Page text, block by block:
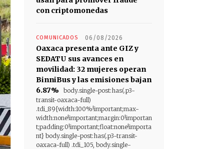
con criptomonedas
COMUNICADOS 06/08/2026
Oaxaca presenta ante GIZ y
SEDATU sus avances en
movilidad: 32 mujeres operan
BinniBus y las emisiones bajan
6.87%
body.single-post:has(.p3-
transit-oaxaca-full)
.tdi_89{width:100%!important;max-
width:none!important;margin:0!importan
t;padding:0!important;float:none!importa
nt} body.single-post:has(.p3-transit-
oaxaca-full) .tdi_105, body.single-